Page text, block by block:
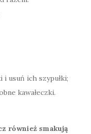
i usuń ich szypułki;
kawałeczki.
również smakują